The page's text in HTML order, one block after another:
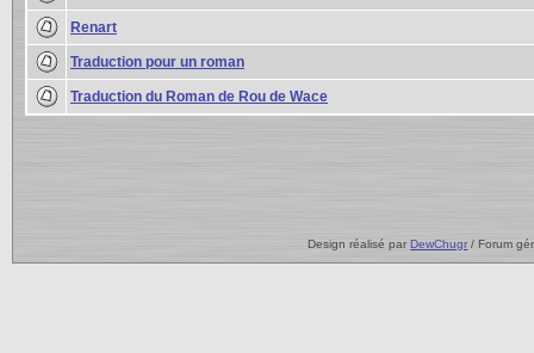
Renart
Traduction pour un roman
Traduction du Roman de Rou de Wace
Design réalisé par DewChugr / Forum